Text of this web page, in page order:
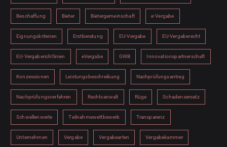
Beschaffung Bieter Bietergemeinschaft e-Vergabe
Eignungskriterien Erstberatung EU-Vergabe EU-Vergaberecht
EU-Vergaberichtlinien eVergabe GWB Innovationspartnerschaft
Konzessionen Leistungsbeschreibung Nachprüfungsantrag
Nachprüfungsverfahren Rechtsanwalt Rüge Schadensersatz
Schwellenwerte Teilnahmewettbewerb Transparenz
Unternehmen Vergabe Vergabearten Vergabekammer